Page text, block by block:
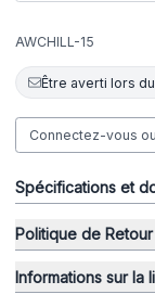
AWCHILL-15
Être averti lors
Connectez-vous
Spécifications et
Politique de Retour
Informations sur la